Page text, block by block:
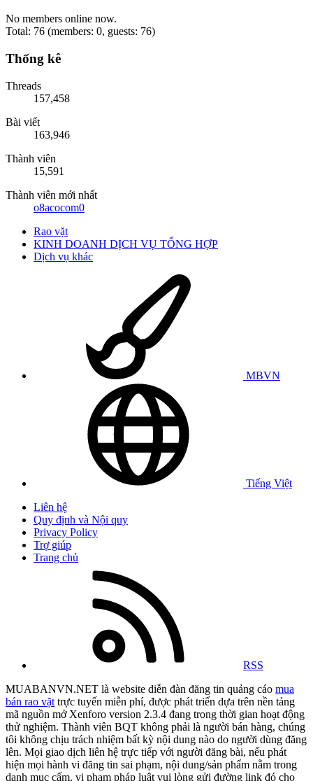
No members online now.
Total: 76 (members: 0, guests: 76)
Thống kê
Threads
157,458
Bài viết
163,946
Thành viên
15,591
Thành viên mới nhất
o8acocom0
Rao vặt
KINH DOANH DỊCH VỤ TỔNG HỢP
Dịch vụ khác
MBVN
Tiếng Việt
Liên hệ
Quy định và Nội quy
Privacy Policy
Trợ giúp
Trang chủ
RSS
MUABANVN.NET là website diễn đàn đăng tin quảng cáo mua
bán rao vặt trực tuyến miễn phí, được phát triển dựa trên nền tảng
mã nguồn mở Xenforo version 2.3.4 đang trong thời gian hoạt động
thử nghiệm. Thành viên BQT không phải là người bán hàng, chúng
tôi không chịu trách nhiệm bất kỳ nội dung nào do người dùng đăng
lên. Mọi giao dịch liên hệ trực tiếp với người đăng bài, nếu phát
hiện mọi hành vi đăng tin sai phạm, nội dung/sản phẩm nằm trong
danh mục cấm, vi phạm pháp luật vui lòng gửi đường link đó cho